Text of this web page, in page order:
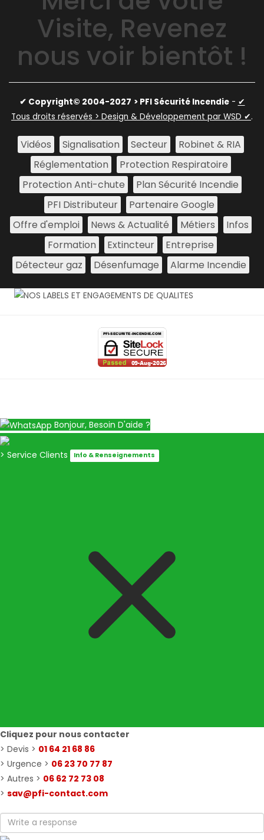
Visite, Revenez
nous voir bientôt !
✔ Copyright© 2004-2027 > PFI Sécurité Incendie- ✔
Tous droits réservés > Design & Développement par WSD ✔.
Vidéos Signalisation Secteur
Robinet & RIA
Réglementation
Protection Respiratoire
Protection Anti-chute
Plan Sécurité Incendie
PFI Distributeur
Partenaire Google
Offre d'emploi
News & Actualité Métiers
Infos
Formation
Extincteur
Entreprise
Détecteur gaz
Désenfumage Alarme Incendie
Bonjour, Besoin D'aide ?
> Service Clients Info & Renseignements
Cliquez pour nous contacter
> Devis > 01 64 21 68 86
> Urgence > 06 23 70 77 87
> Autres > 06 62 72 73 08
> sav@pfi-contact.com